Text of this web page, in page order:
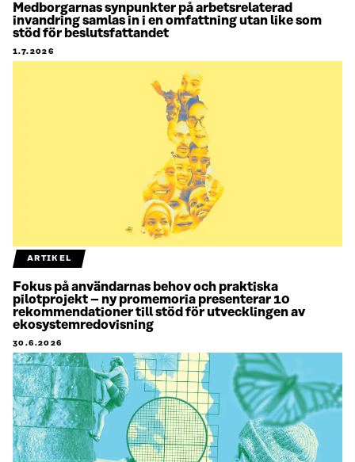
Medborgarnas synpunkter på arbetsrelaterad
invandring samlas in i en omfattning utan like som
stöd för beslutsfattandet
1.7.2026
ARTIKEL
Fokus på användarnas behov och praktiska
pilotprojekt – ny promemoria presenterar 10
rekommendationer till stöd för utvecklingen av
ekosystemredovisning
30.6.2026